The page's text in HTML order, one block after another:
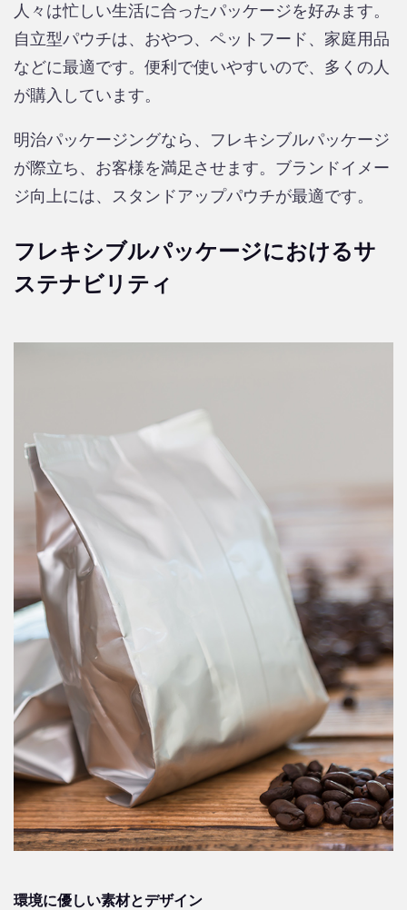
人々は忙しい生活に合ったパッケージを好みます。
自立型パウチは、おやつ、ペットフード、家庭用品
などに最適です。便利で使いやすいので、多くの人
が購入しています。
明治パッケージングなら、フレキシブルパッケージ
が際立ち、お客様を満足させます。ブランドイメー
ジ向上には、スタンドアップパウチが最適です。
フレキシブルパッケージにおけるサ
ステナビリティ
環境に優しい素材とデザイン